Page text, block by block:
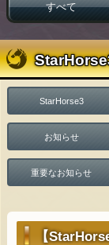
すべて
StarHorse3
お知らせ
重要なお知らせ
【